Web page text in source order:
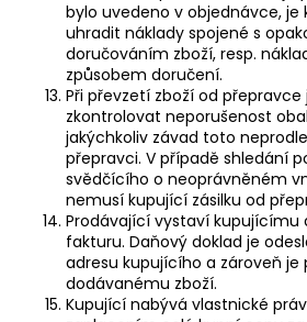
bylo uvedeno v objednávce, je
uhradit náklady spojené s
doručováním zboží, resp.
způsobem doručení.
Při převzetí zboží od
zkontrolovat neporušenost
jakýchkoliv závad toto
přepravci. V případě shledání
svědčícího o neoprávněném
nemusí kupující zásilku od
Prodávající vystaví kupujícímu
fakturu. Daňový doklad je
adresu kupujícího a zároveň je
dodávanému zboží.
Kupující nabývá vlastnické